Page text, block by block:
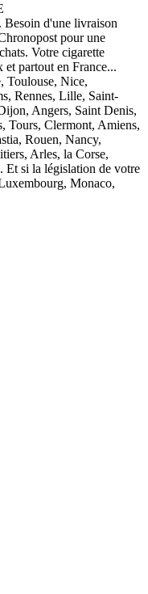
Besoin d'une livraison
pour une
Votre cigarette
partout en France...
Toulouse, Nice,
Rennes, Lille, Saint-
Angers, Saint Denis,
Tours, Clermont, Amiens,
Rouen, Nancy,
Arles, la Corse,
Et si la législation de votre
Monaco,